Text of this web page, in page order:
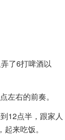
了6打啤酒以
左右的前奏。
12点半，跟家人
来吃饭。